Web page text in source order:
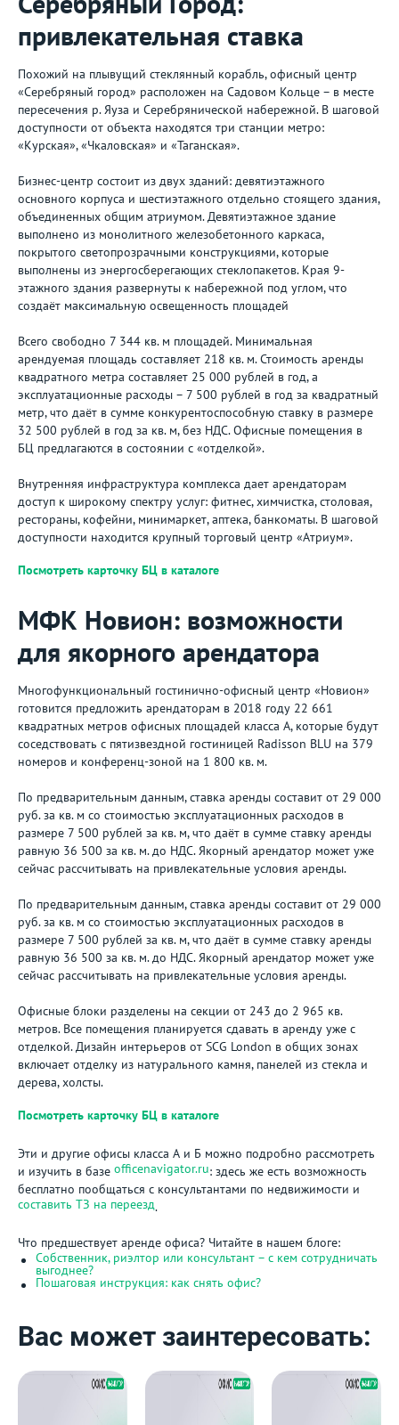
привлекательная ставка
Похожий на плывущий стеклянный корабль, офисный центр
«Серебряный город» расположен на Садовом Кольце – в месте
пересечения р. Яуза и Серебрянической набережной. В шаговой
доступности от объекта находятся три станции метро:
«Курская», «Чкаловская» и «Таганская».
Бизнес-центр состоит из двух зданий: девятиэтажного
основного корпуса и шестиэтажного отдельно стоящего здания,
объединенных общим атриумом. Девятиэтажное здание
выполнено из монолитного железобетонного каркаса,
покрытого светопрозрачными конструкциями, которые
выполнены из энергосберегающих стеклопакетов. Края 9-
этажного здания развернуты к набережной под углом, что
создаёт максимальную освещенность площадей
Всего свободно 7 344 кв. м площадей. Минимальная
арендуемая площадь составляет 218 кв. м. Стоимость аренды
квадратного метра составляет 25 000 рублей в год, а
эксплуатационные расходы – 7 500 рублей в год за квадратный
метр, что даёт в сумме конкурентоспособную ставку в размере
32 500 рублей в год за кв. м, без НДС. Офисные помещения в
БЦ предлагаются в состоянии с «отделкой».
Внутренняя инфраструктура комплекса дает арендаторам
доступ к широкому спектру услуг: фитнес, химчистка, столовая,
рестораны, кофейни, минимаркет, аптека, банкоматы. В шаговой
доступности находится крупный торговый центр «Атриум».
Посмотреть карточку БЦ в каталоге
МФК Новион: возможности
для якорного арендатора
Многофункциональный гостинично-офисный центр «Новион»
готовится предложить арендаторам в 2018 году 22 661
квадратных метров офисных площадей класса А, которые будут
соседствовать с пятизвездной гостиницей Radisson BLU на 379
номеров и конференц-зоной на 1 800 кв. м.
По предварительным данным, ставка аренды составит от 29 000
руб. за кв. м со стоимостью эксплуатационных расходов в
размере 7 500 рублей за кв. м, что даёт в сумме ставку аренды
равную 36 500 за кв. м. до НДС. Якорный арендатор может уже
сейчас рассчитывать на привлекательные условия аренды.
По предварительным данным, ставка аренды составит от 29 000
руб. за кв. м со стоимостью эксплуатационных расходов в
размере 7 500 рублей за кв. м, что даёт в сумме ставку аренды
равную 36 500 за кв. м. до НДС. Якорный арендатор может уже
сейчас рассчитывать на привлекательные условия аренды.
Офисные блоки разделены на секции от 243 до 2 965 кв.
метров. Все помещения планируется сдавать в аренду уже с
отделкой. Дизайн интерьеров от SCG London в общих зонах
включает отделку из натурального камня, панелей из стекла и
дерева, холсты.
Посмотреть карточку БЦ в каталоге
Эти и другие офисы класса А и Б можно подробно рассмотреть
и изучить в базе officenavigator.ru: здесь же есть возможность
бесплатно пообщаться с консультантами по недвижимости и
составить ТЗ на переезд.
Что предшествует аренде офиса? Читайте в нашем блоге:
Собственник, риэлтор или консультант – с кем сотрудничать
выгоднее?
Пошаговая инструкция: как снять офис?
Вас может заинтересовать: